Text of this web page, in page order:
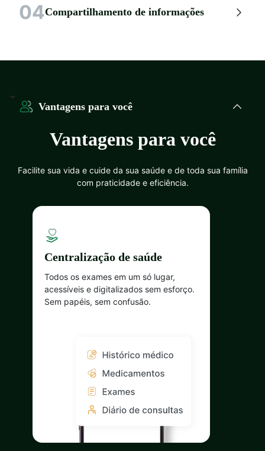
04Compartilhamento de informações
Vantagens para você
Vantagens para você
Facilite sua vida e cuide da sua saúde e de toda sua família
com praticidade e eficiência.
Centralização de saúde
Todos os exames em um só lugar,
acessíveis e digitalizados sem esforço.
Sem papéis, sem confusão.